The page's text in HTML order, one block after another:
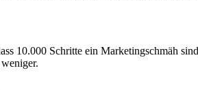
10.000 Schritte ein Marketingschmäh